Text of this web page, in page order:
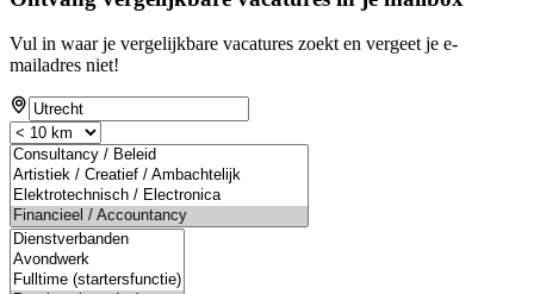
Vul in waar je vergelijkbare vacatures zoekt en vergeet je e-
mailadres niet!